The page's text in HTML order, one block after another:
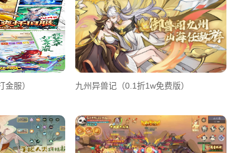
服） 九州异兽记（0.1折1w免费版）